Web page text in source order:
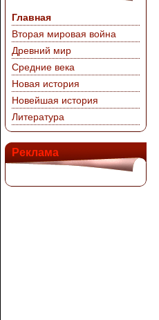
Главная
Вторая мировая война
Древний мир
Средние века
Новая история
Новейшая история
Литература
Реклама